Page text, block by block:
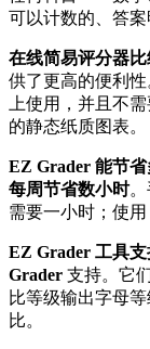
可以计数的、答案
在线简易评分器
供了更高的便利
上使用，并且不
的静态纸质图表。
EZ Grader 能节省
每周节省数小时。
需要一小时；使用
EZ Grader 工具
Grader 支持。它
比等级输出字母
比。